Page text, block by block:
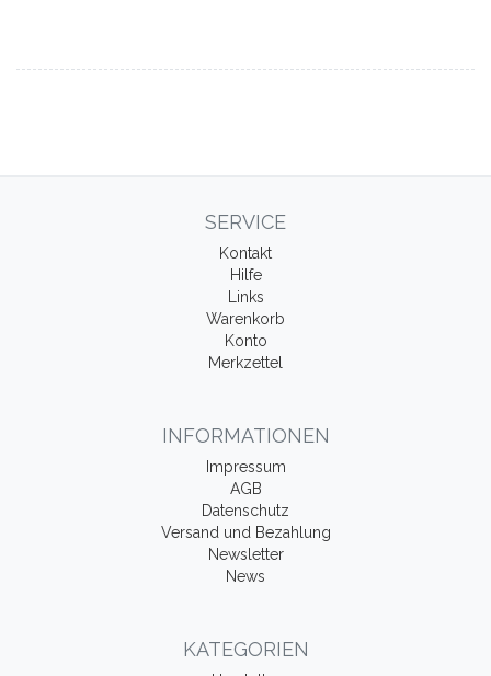
SERVICE
Kontakt
Hilfe
Links
Warenkorb
Konto
Merkzettel
INFORMATIONEN
Impressum
AGB
Datenschutz
Versand und Bezahlung
Newsletter
News
KATEGORIEN